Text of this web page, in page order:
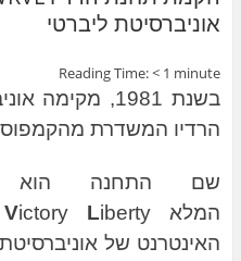
אוניברסיטת ליברטי
Reading Time:< 1 minute
בשנת 1981,
הרדיו המשדרת מהקמפוס.
המלא
Victory L
האינטרנט של